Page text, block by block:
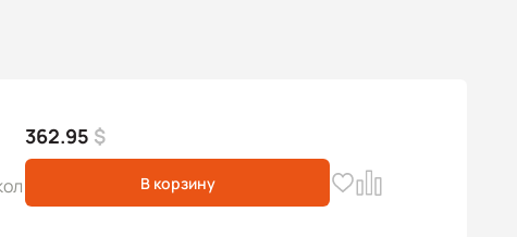
362.95 $
В корзину